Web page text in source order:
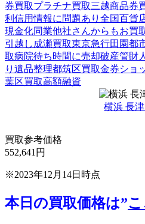
券買取プラチナ買取三越商品券
利 信用情報に問題あり 全国百貨
現金化同業他社さんからもお買
引越し 成瀬買取東京急行田園都
取病院待ち時間に売却破産管財人
り 遺品整理都筑区買取金券ショ
葉区買取高額融資
横浜 長
買取参考価格
552,641 円
※2023年12月14日時点
本日の買取価格は”こ